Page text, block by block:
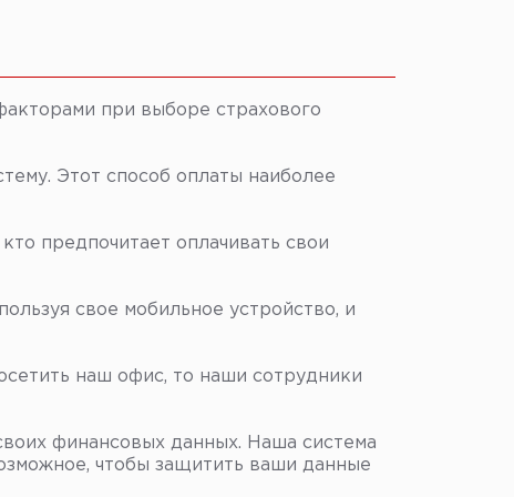
при выборе страхового
Этот способ оплаты наиболее
предпочитает оплачивать свои
свое мобильное устройство, и
наш офис, то наши сотрудники
финансовых данных. Наша система
чтобы защитить ваши данные